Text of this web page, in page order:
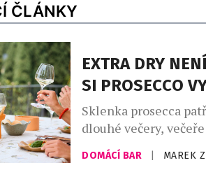
ČLÁNKY
EXTRA DRY
SI PROSECCO
Sklenka prosecca
dlouhé večery,
setkání s přáteli.
našich skleničkách.
DOMÁCÍ BAR MAREK